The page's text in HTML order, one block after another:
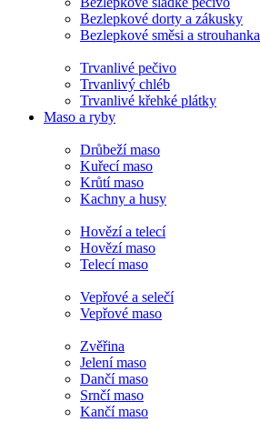
Bezlepkové dorty a zákusky
Bezlepkové směsi a strouhanka
Trvanlivé pečivo
Trvanlivý chléb
Trvanlivé křehké plátky
Maso a ryby
Drůbeží maso
Kuřecí maso
Krůtí maso
Kachny a husy
Hovězí a telecí
Hovězí maso
Telecí maso
Vepřové a selečí
Vepřové maso
Zvěřina
Jelení maso
Dančí maso
Srnčí maso
Kančí maso